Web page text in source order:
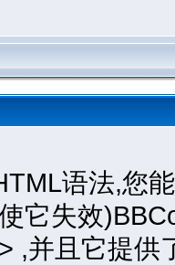
语法,您
它失效
,并且它提